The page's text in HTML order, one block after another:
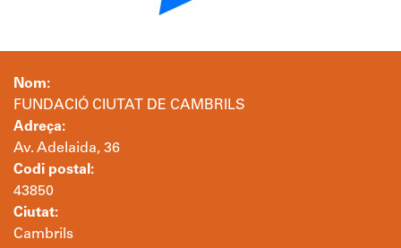
Nom:
FUNDACIÓ CIUTAT DE CAMBRILS
Adreça:
Av. Adelaida, 36
Codi postal:
43850
Ciutat:
Cambrils